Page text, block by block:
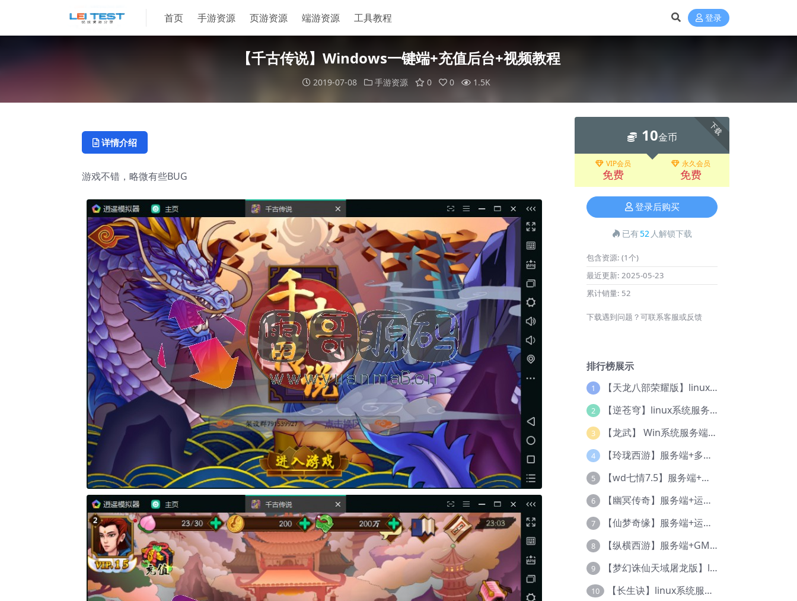
首页 手游资源 页游资源 端游资源 工具教程 登录
【千古传说】Windows一键端+充值后台+视频教程
2019-07-08 手游资源 0 0 1.5K
详情介绍
游戏不错，略微有些BUG
下载
10金币
VIP会员
免费
永久会员
免费
登录后购买
已有52 人解锁下载
包含资源: (1个)
最近更新: 2025-05-23
累计销量: 52
下载遇到问题？可联系客服或反馈
排行榜展示
1 【天龙八部荣耀版】linux系统服务端+运营后台+授权后台+视频教程
2 【逆苍穹】linux系统服务端+运营后台+充值后台+物品后台+视频教程
3 【龙武】 Win系统服务端+授权后台+官网+修改+视频教程
4 【玲珑西游】服务端+多功能后台+视频教程+双端
5 【wd七情7.5】服务端+多功能后台+教程
6 【幽冥传奇】服务端+运营后台+后台+视频教程
7 【仙梦奇缘】服务端+运营后台+物品后台+视频教程
8 【纵横西游】服务端+GM后台+教程+三端
9 【梦幻诛仙天域屠龙版】linux系统服务端+充值后台+本地验证+详细视频教程
10 【长生诀】linux系统服务端+验证程序+授权充值后台+安卓简体客户端+视频教程